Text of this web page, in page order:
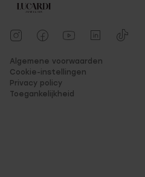
Algemene voorwaarden
Cookie-instellingen
Privacy policy
Toegankelijkheid